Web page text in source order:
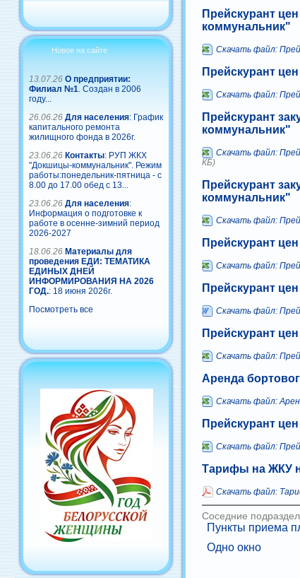
Новое на сайте
13.07.26 О предприятии:
Филиал №1. Создан в 2006
году...
26.06.26 Для населения: График
капитального ремонта
жилищного фонда в 2026г.
23.06.26 Контакты: РУП ЖКХ
"Докшицы-коммунальник". Режим
работы:понедельник-пятница - с
8.00 до 17.00 обед с 13...
23.06.26 Для населения:
Информация о подготовке к
работе в осенне-зимний период
2026-2027
18.06.26 Материалы для
проведения ЕДИ: ТЕМАТИКА
ЕДИНЫХ ДНЕЙ
ИНФОРМИРОВАНИЯ НА 2026
ГОД.: 18 июня 2026г.
Посмотреть все
Прейскурант
коммунальник"
Скачать файл:
Прейскурант
Скачать файл:
Прейскурант
коммунальник"
Скачать файл:
КБ)
Прейскурант
коммунальник"
Скачать файл:
Прейскурант
Скачать файл:
Прейскурант
Скачать файл:
Прейскурант
Скачать файл:
Аренда
Скачать файл:
Прейскурант
Скачать файл:
Тарифы на ЖКУ
Скачать файл:
Соседние
Пункты приема
Одно окно